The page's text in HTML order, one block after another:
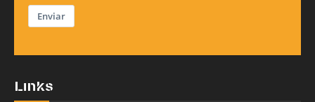
Enviar
Links